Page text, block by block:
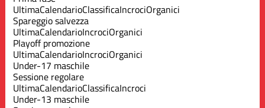
UltimaCalendarioClassificaIncrociOrganici
Spareggio salvezza
UltimaCalendarioIncrociOrganici
Playoff promozione
UltimaCalendarioIncrociOrganici
Under-17 maschile
Sessione regolare
UltimaCalendarioClassificaIncroci
Under-13 maschile